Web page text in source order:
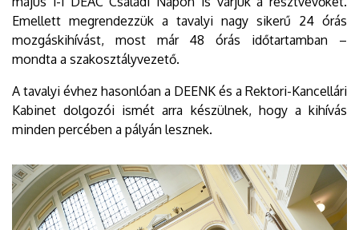
Emellett megrendezzük a tavalyi nagy sikerű 24 órás
mozgáskihívást, most már 48 órás időtartamban –
mondta a szakosztályvezető.
A tavalyi évhez hasonlóan a DEENK és a Rektori-Kancellári
Kabinet dolgozói ismét arra készülnek, hogy a kihívás
minden percében a pályán lesznek.